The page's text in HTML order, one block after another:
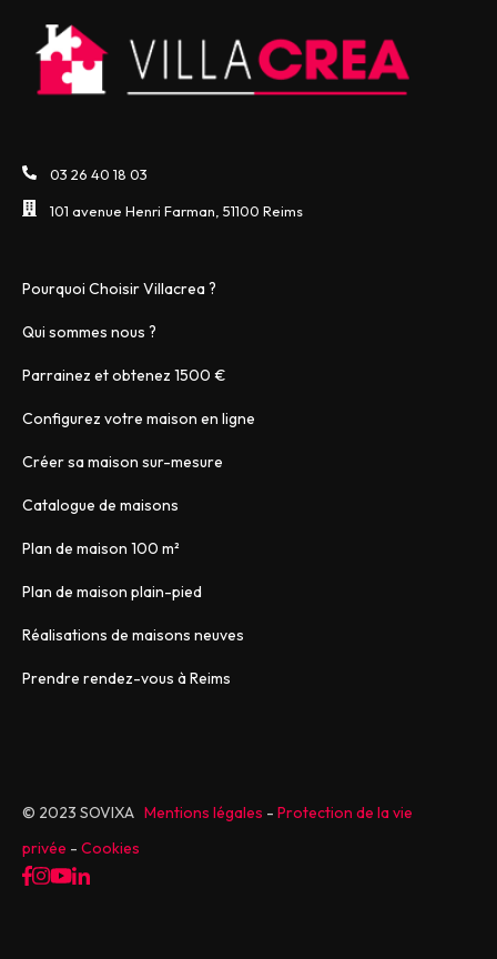
03 26 40 18 03
101 avenue Henri Farman, 51100 Reims
Pourquoi Choisir Villacrea ?
Qui sommes nous ?
Parrainez et obtenez 1500 €
Configurez votre maison en ligne
Créer sa maison sur-mesure
Catalogue de maisons
Plan de maison 100 m²
Plan de maison plain-pied
Réalisations de maisons neuves
Prendre rendez-vous à Reims
© 2023 SOVIXA Mentions légales - Protection de la vie
privée - Cookies